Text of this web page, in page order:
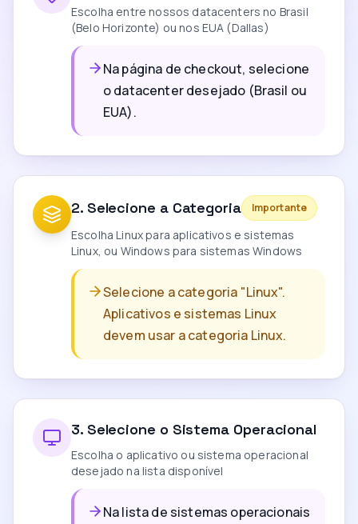
Escolha entre nossos datacenters no Brasil
(Belo Horizonte) ou nos EUA (Dallas)
Na página de checkout, selecione
o datacenter desejado (Brasil ou
EUA).
2. Selecione a Categoria Importante
Escolha Linux para aplicativos e sistemas
Linux, ou Windows para sistemas Windows
Selecione a categoria "Linux".
Aplicativos e sistemas Linux
devem usar a categoria Linux.
3. Selecione o Sistema Operacional
Escolha o aplicativo ou sistema operacional
desejado na lista disponível
Na lista de sistemas operacionais